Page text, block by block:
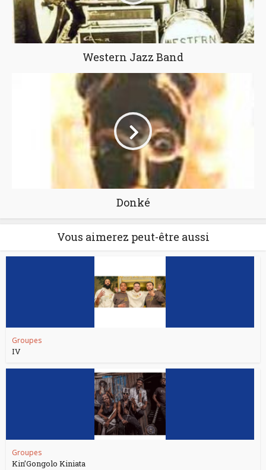
Western Jazz Band
Donké
Vous aimerez peut-être aussi
Groupes
IV
Groupes
Kin’Gongolo Kiniata